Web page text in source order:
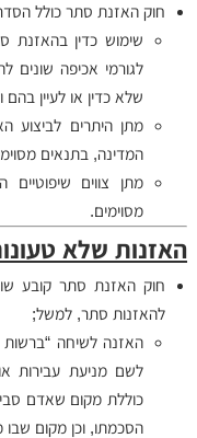
חוק האזנת סתר כולל
שימוש כדין בהאזנת
לגורמי אכיפה שונים
שלא כדין או לעיין
מתן היתרים לביצוע
המדינה, בתנאים
מתן צווים
מסוימים.
האזנות שלא
חוק האזנת סתר קובע
להאזנות סתר, למשל;
האזנה לשיחה
לשם מניעת עבירות
כוללת מקום שאדם
הסכמתו, וכן מקום